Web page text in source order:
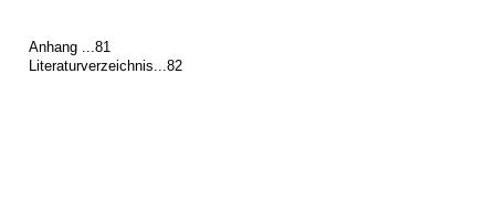
Anhang ...81
Literaturverzeichnis...82